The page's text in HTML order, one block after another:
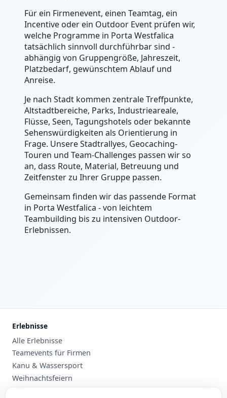
Für ein Firmenevent, einen Teamtag, ein
Incentive oder ein Outdoor Event prüfen wir,
welche Programme in Porta Westfalica
tatsächlich sinnvoll durchführbar sind -
abhängig von Gruppengröße, Jahreszeit,
Platzbedarf, gewünschtem Ablauf und
Anreise.
Je nach Stadt kommen zentrale Treffpunkte,
Altstadtbereiche, Parks, Industrieareale,
Flüsse, Seen, Tagungshotels oder bekannte
Sehenswürdigkeiten als Orientierung in
Frage. Unsere Stadtrallyes, Geocaching-
Touren und Team-Challenges passen wir so
an, dass Route, Material, Betreuung und
Zeitfenster zu Ihrer Gruppe passen.
Gemeinsam finden wir das passende Format
in Porta Westfalica - von leichtem
Teambuilding bis zu intensiven Outdoor-
Erlebnissen.
Erlebnisse
Alle Erlebnisse
Teamevents für Firmen
Kanu & Wassersport
Weihnachtsfeiern